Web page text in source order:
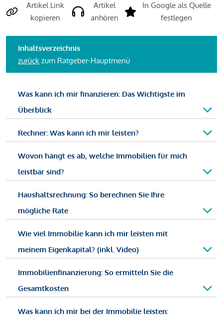
Artikel Link
kopieren
Artikel
anhören
In Google als Quelle
festlegen
Inhaltsverzeichnis
zurück zum Ratgeber-Hauptmenü
Was kann ich mir finanzieren: Das Wichtigste im
Überblick
Rechner: Was kann ich mir leisten?
Wovon hängt es ab, welche Immobilien für mich
leistbar sind?
Haushaltsrechnung: So berechnen Sie Ihre
mögliche Rate
Wie viel Immobilie kann ich mir leisten mit
meinem Eigenkapital? (inkl. Video)
Immobilienfinanzierung: So ermitteln Sie die
Gesamtkosten
Was kann ich mir bei der Immobilie leisten: